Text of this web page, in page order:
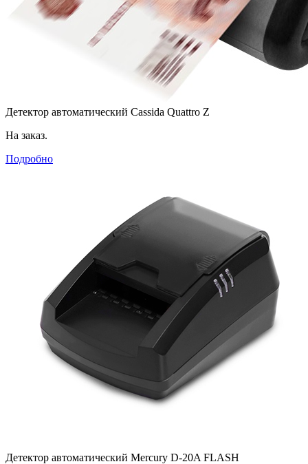
Детектор автоматический Cassida Quattro Z
На заказ.
Подробно
Детектор автоматический Mercury D-20A FLASH